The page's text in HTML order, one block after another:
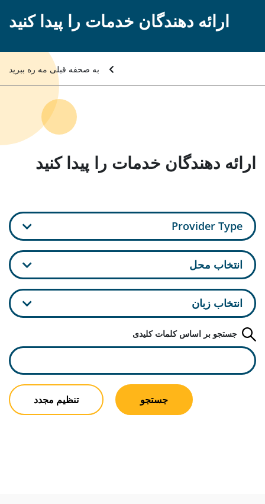
ارائه دهندگان خدمات را پیدا کنید
به صحفه قبلی مه ره ببرید
ارائه دهندگان خدمات را پیدا کنید
Provider Type
انتخاب محل
انتخاب زبان
جستجو بر اساس کلمات کلیدی
جستجو تنظیم مجدد